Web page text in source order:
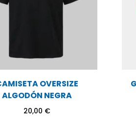
OVERSIZE
ALGODÓN NEGRA
20,00 €